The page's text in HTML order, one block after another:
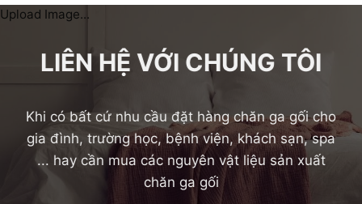
LIÊN HỆ VỚI CHÚNG TÔI
Khi có bất cứ nhu cầu đặt hàng chăn ga gối cho
gia đình, trường học, bệnh viện, khách sạn, spa
... hay cần mua các nguyên vật liệu sản xuất
chăn ga gối
Upload Image...